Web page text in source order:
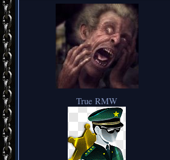
True RMW